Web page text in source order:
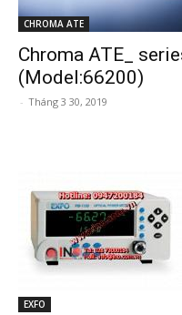
CHROMA ATE
Chroma ATE_
(Model:66200)
- Tháng 3 30, 2019
EXFO